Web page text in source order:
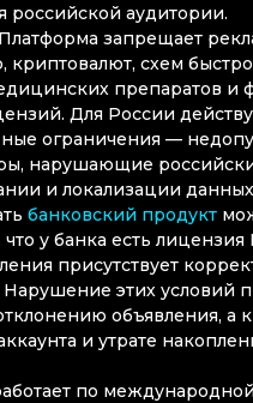
российской аудитории.
Платформа запрещает
криптовалют, схем
препаратов и
Для России
ограничения —
нарушающие
и локализации
банковский продукт
у банка есть лицензия
присутствует
этих условий
объявления, а к
и утрате
по